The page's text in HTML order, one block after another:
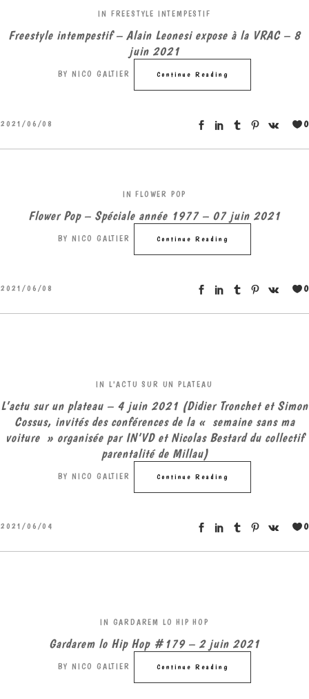
IN FREESTYLE INTEMPESTIF
Freestyle intempestif – Alain Leonesi expose à la VRAC – 8
juin 2021
BY NICO GALTIER Continue Reading
2021/06/08 0
IN FLOWER POP
Flower Pop – Spéciale année 1977 – 07 juin 2021
BY NICO GALTIER Continue Reading
2021/06/08 0
IN L'ACTU SUR UN PLATEAU
L’actu sur un plateau – 4 juin 2021 (Didier Tronchet et Simon
Cossus, invités des conférences de la « semaine sans ma
voiture » organisée par IN’VD et Nicolas Bestard du collectif
parentalité de Millau)
BY NICO GALTIER Continue Reading
2021/06/04 0
IN GARDAREM LO HIP HOP
Gardarem lo Hip Hop #179 – 2 juin 2021
BY NICO GALTIER Continue Reading